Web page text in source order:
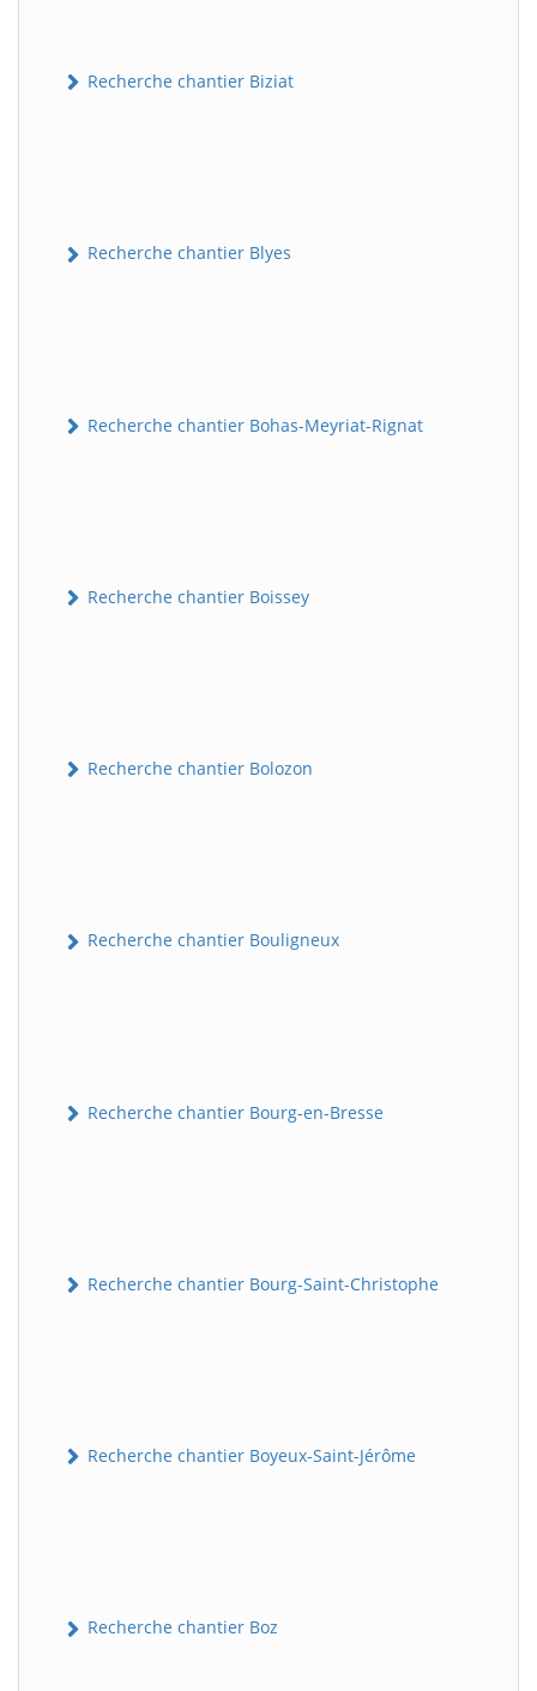
Recherche chantier Biziat
Recherche chantier Blyes
Recherche chantier Bohas-Meyriat-Rignat
Recherche chantier Boissey
Recherche chantier Bolozon
Recherche chantier Bouligneux
Recherche chantier Bourg-en-Bresse
Recherche chantier Bourg-Saint-Christophe
Recherche chantier Boyeux-Saint-Jérôme
Recherche chantier Boz